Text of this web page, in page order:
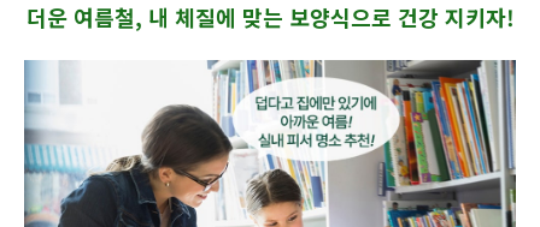
더운 여름철, 내 체질에 맞는 보양식으로 건강 지키자!